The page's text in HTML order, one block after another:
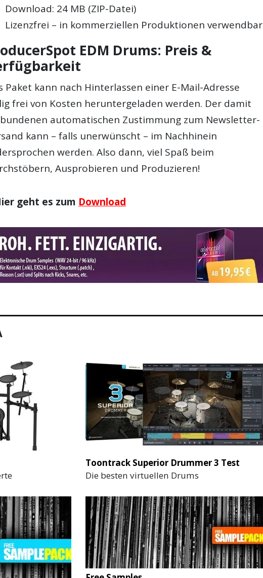
Download: 24 MB (ZIP-Datei)
Lizenzfrei – in kommerziellen Produktionen verwendbar
EDM Drums: Preis &
Paket kann nach Hinterlassen einer E-Mail-Adresse
frei von Kosten heruntergeladen werden. Der damit
automatischen Zustimmung zum Newsletter-
kann – falls unerwünscht – im Nachhinein
werden. Also dann, viel Spaß beim
Ausprobieren und Produzieren!
geht es zum Download
Toontrack Superior Drummer 3 Test
Die besten virtuellen Drums